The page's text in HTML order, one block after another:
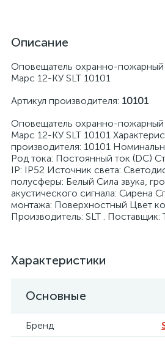
Описание
Оповещатель охранно-
Марс 12-КУ SLT 10101
Артикул производителя: 10101
Оповещатель охранно-
Марс 12-КУ SLT 10101
производителя: 10101
Род тока: Постоянный ток (DC)
IP: IP52 Источник света:
полусферы: Белый Сила звука,
акустического сигнала: Сирена
монтажа: Поверхностный Цвет
Производитель: SLT .
Характеристики
Основные
Бренд